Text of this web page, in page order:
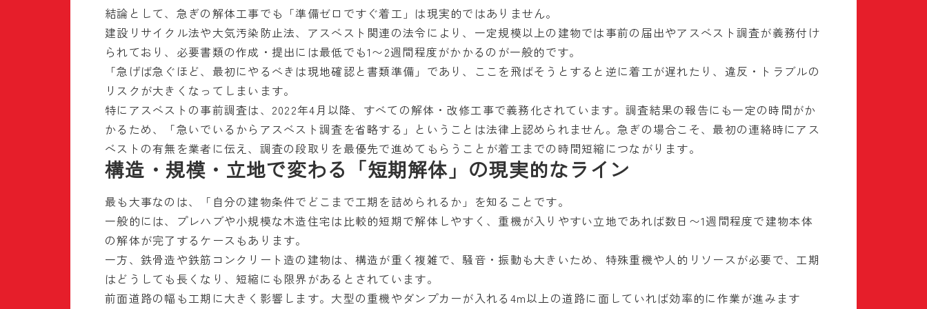
結論として、急ぎの解体工事でも「準備ゼロですぐ着工」は現実的ではありません。
建設リサイクル法や大気汚染防止法、アスベスト関連の法令により、一定規模以上の建物では事前の届出やアスベスト調査が義務付け
られており、必要書類の作成・提出には最低でも1〜2週間程度がかかるのが一般的です。
「急げば急ぐほど、最初にやるべきは現地確認と書類準備」であり、ここを飛ばそうとすると逆に着工が遅れたり、違反・トラブルの
リスクが大きくなってしまいます。
特にアスベストの事前調査は、2022年4月以降、すべての解体・改修工事で義務化されています。調査結果の報告にも一定の時間がか
かるため、「急いでいるからアスベスト調査を省略する」ということは法律上認められません。急ぎの場合こそ、最初の連絡時にアス
ベストの有無を業者に伝え、調査の段取りを最優先で進めてもらうことが着工までの時間短縮につながります。
構造・規模・立地で変わる「短期解体」の現実的なライン
最も大事なのは、「自分の建物条件でどこまで工期を詰められるか」を知ることです。
一般的には、プレハブや小規模な木造住宅は比較的短期で解体しやすく、重機が入りやすい立地であれば数日〜1週間程度で建物本体
の解体が完了するケースもあります。
一方、鉄骨造や鉄筋コンクリート造の建物は、構造が重く複雑で、騒音・振動も大きいため、特殊重機や人的リソースが必要で、工期
はどうしても長くなり、短縮にも限界があるとされています。
前面道路の幅も工期に大きく影響します。大型の重機やダンプカーが入れる4m以上の道路に面していれば効率的に作業が進みます